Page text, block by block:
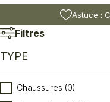
Astuce :
Filtres
TYPE
TypeChaussures (0)